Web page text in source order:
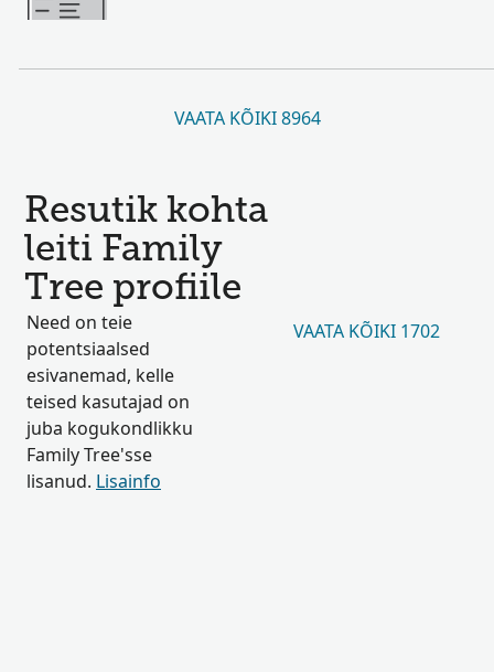
VAATA KÕIKI 8964
Resutik kohta
leiti Family
Tree profiile
Need on teie
potentsiaalsed
esivanemad, kelle
teised kasutajad on
juba kogukondlikku
Family Tree'sse
lisanud. Lisainfo
VAATA KÕIKI 1702